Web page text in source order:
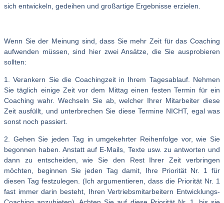
sich entwickeln, gedeihen und großartige Ergebnisse erzielen.
Wenn Sie der Meinung sind, dass Sie mehr Zeit für das Coaching
aufwenden müssen, sind hier zwei Ansätze, die Sie ausprobieren
sollten:
1. Verankern Sie die Coachingzeit in Ihrem Tagesablauf. Nehmen
Sie täglich einige Zeit vor dem Mittag einen festen Termin für ein
Coaching wahr. Wechseln Sie ab, welcher Ihrer Mitarbeiter diese
Zeit ausfüllt, und unterbrechen Sie diese Termine NICHT, egal was
sonst noch passiert.
2. Gehen Sie jeden Tag in umgekehrter Reihenfolge vor, wie Sie
begonnen haben. Anstatt auf E-Mails, Texte usw. zu antworten und
dann zu entscheiden, wie Sie den Rest Ihrer Zeit verbringen
möchten, beginnen Sie jeden Tag damit, Ihre Priorität Nr. 1 für
diesen Tag festzulegen. (Ich argumentieren, dass die Priorität Nr. 1
fast immer darin besteht, Ihren Vertriebsmitarbeitern Entwicklungs-